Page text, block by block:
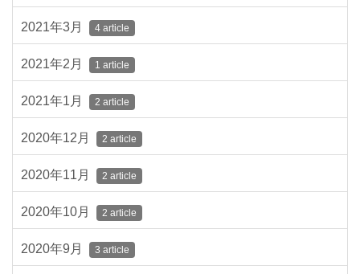
2021年3月 4 article
2021年2月 1 article
2021年1月 2 article
2020年12月 2 article
2020年11月 2 article
2020年10月 2 article
2020年9月 3 article